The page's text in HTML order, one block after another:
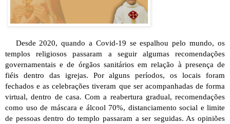
templos religiosos passaram a seguir algumas recomendações
governamentais e de órgãos sanitários em relação à presença de
fiéis dentro das igrejas. Por alguns períodos, os locais foram
fechados e as celebrações tiveram que ser acompanhadas de forma
virtual, dentro de casa. Com a reabertura gradual, recomendações
como uso de máscara e álcool 70%, distanciamento social e limite
de pessoas dentro do templo passaram a ser seguidas. As opiniões